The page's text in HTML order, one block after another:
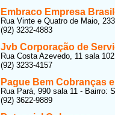
Embraco Empresa
Rua Vinte e Quatro de Maio,
(92) 3232-4883
Jvb Corporação de
Rua Costa Azevedo, 11 sala
(92) 3233-4157
Pague Bem Cobranças
Rua Pará, 990 sala 11 - Bairro:
(92) 3622-9889